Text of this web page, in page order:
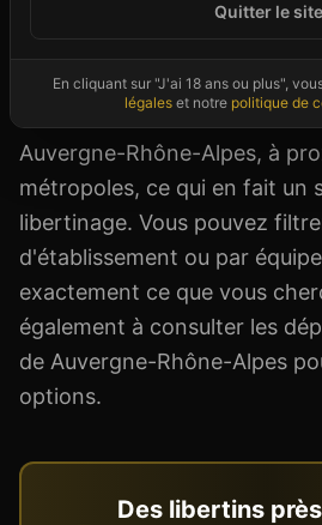
Quitter le site
En cliquant sur "J'ai 18 ans ou plus",
légales et notre politique de
hébergements. Pour chaque
les tarifs, les équipements et
accueillie. Le Drôme
Auvergne-Rhône-Alpes, à
métropoles, ce qui en fait un
libertinage. Vous pouvez
d'établissement ou par
exactement ce que vous
également à consulter les
de Auvergne-Rhône-Alpes
options.
Des libertins